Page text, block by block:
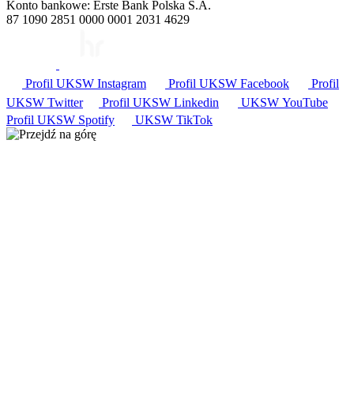
Konto bankowe: Erste Bank Polska S.A.
87 1090 2851 0000 0001 2031 4629
Profil UKSW Instagram Profil UKSW Facebook
Profil
UKSW Twitter Profil UKSW Linkedin UKSW YouTube
Profil UKSW Spotify UKSW TikTok